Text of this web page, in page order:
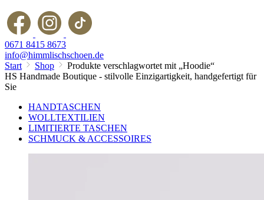
0671 8415 8673
info@himmlischschoen.de
Start
Shop
Produkte verschlagwortet mit „Hoodie“
HS Handmade Boutique - stilvolle Einzigartigkeit, handgefertigt für
Sie
HANDTASCHEN
WOLLTEXTILIEN
LIMITIERTE TASCHEN
SCHMUCK & ACCESSOIRES